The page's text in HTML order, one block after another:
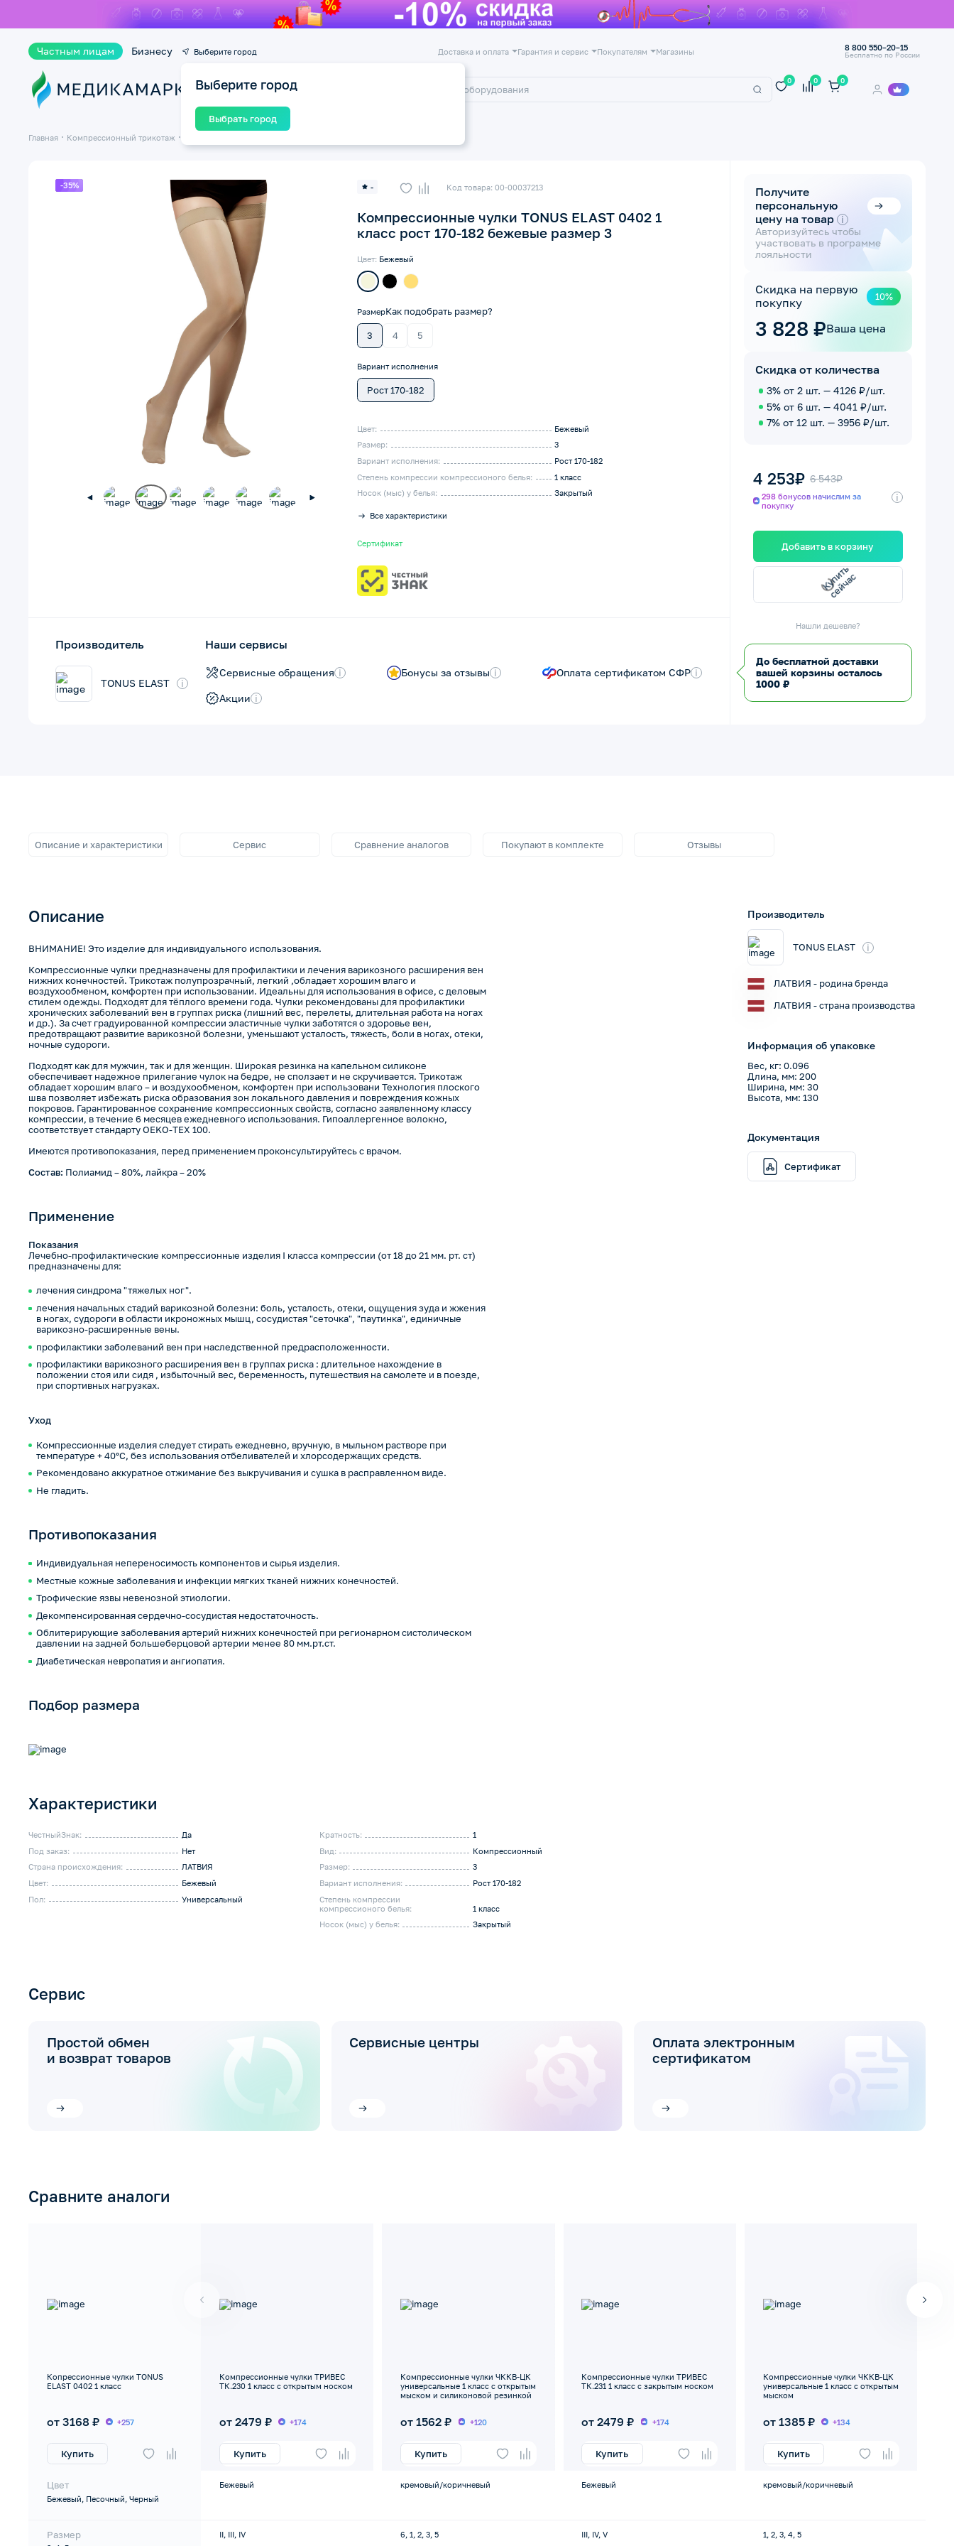
Частным лицам Бизнесу Выберите город
Выберите город
Выбрать город
Доставка и оплата Гарантия и сервис Покупателям Магазины 8 800 550–20–15
Бесплатно по России
Каталог
0 0 0
Главная Компрессионный трикотаж
-35% - Код товара: 00-00037213
Компрессионные чулки TONUS ELAST 0402 1
класс рост 170-182 бежевые размер 3
Цвет: Бежевый
РазмерКак подобрать размер?
3 4 5
Вариант исполнения
Рост 170-182
Цвет:
Бежевый
Размер:
3
Вариант исполнения:
Рост 170-182
Степень компрессии компрессионого белья:
1 класс
Носок (мыс) у белья:
Закрытый
Все характеристики
Сертификат
Производитель
TONUS ELAST i
Наши сервисы
Сервисные обращения i Бонусы за отзывы i Оплата сертификатом СФР i
Акции i
Получите
персональную
цену на товар i
Авторизуйтесь чтобы
участвовать в программе
лояльности
Скидка на первую
покупку
10%
3 828 ₽Ваша цена
Скидка от количества
3% от 2 шт. — 4126 ₽/шт.
5% от 6 шт. — 4041 ₽/шт.
7% от 12 шт. — 3956 ₽/шт.
4 253₽ 6 543₽
298 бонусов начислим за
покупку
i
Добавить в корзину
К
у
п
и
т
ь
с
е
й
ч
а
с
Нашли дешевле?
До бесплатной доставки
вашей корзины осталось
1000 ₽
Описание и характеристики Сервис Сравнение аналогов Покупают в комплекте Отзывы
Описание
ВНИМАНИЕ! Это изделие для индивидуального использования.
Компрессионные чулки предназначены для профилактики и лечения варикозного расширения вен
нижних конечностей. Трикотаж полупрозрачный, легкий ,обладает хорошим влаго и
воздухообменом, комфортен при использовании. Идеальны для использования в офисе, с деловым
стилем одежды. Подходят для тёплого времени года. Чулки рекомендованы для профилактики
хронических заболеваний вен в группах риска (лишний вес, перелеты, длительная работа на ногах
и др.). За счет градуированной компрессии эластичные чулки заботятся о здоровье вен,
предотвращают развитие варикозной болезни, уменьшают усталость, тяжесть, боли в ногах, отеки,
ночные судороги.
Подходят как для мужчин, так и для женщин. Широкая резинка на капельном силиконе
обеспечивает надежное прилегание чулок на бедре, не сползает и не скручивается. Трикотаж
обладает хорошим влаго – и воздухообменом, комфортен при использовани Технология плоского
шва позволяет избежать риска образования зон локального давления и повреждения кожных
покровов. Гарантированное сохранение компрессионных свойств, согласно заявленному классу
компрессии, в течение 6 месяцев ежедневного использования. Гипоаллергенное волокно,
соответствует стандарту OEKO-TEX 100.
Имеются противопоказания, перед применением проконсультируйтесь с врачом.
Состав: Полиамид – 80%, лайкра – 20%
Применение
Показания
Лечебно-профилактические компрессионные изделия I класса компрессии (от 18 до 21 мм. рт. ст)
предназначены для:
лечения синдрома "тяжелых ног".
лечения начальных стадий варикозной болезни: боль, усталость, отеки, ощущения зуда и жжения
в ногах, судороги в области икроножных мышц, сосудистая "сеточка", "паутинка", единичные
варикозно-расширенные вены.
профилактики заболеваний вен при наследственной предрасположенности.
профилактики варикозного расширения вен в группах риска : длительное нахождение в
положении стоя или сидя , избыточный вес, беременность, путешествия на самолете и в поезде,
при спортивных нагрузках.
Уход
Компрессионные изделия следует стирать ежедневно, вручную, в мыльном растворе при
температуре + 40°С, без использования отбеливателей и хлорсодержащих средств.
Рекомендовано аккуратное отжимание без выкручивания и сушка в расправленном виде.
Не гладить.
Противопоказания
Индивидуальная непереносимость компонентов и сырья изделия.
Местные кожные заболевания и инфекции мягких тканей нижних конечностей.
Трофические язвы невенозной этиологии.
Декомпенсированная сердечно-сосудистая недостаточность.
Облитерирующие заболевания артерий нижних конечностей при регионарном систолическом
давлении на задней большеберцовой артерии менее 80 мм.рт.ст.
Диабетическая невропатия и ангиопатия.
Подбор размера
Характеристики
ЧестныйЗнак:
Да
Под заказ:
Нет
Страна происхождения:
ЛАТВИЯ
Цвет:
Бежевый
Пол:
Универсальный
Кратность:
1
Вид:
Компрессионный
Размер:
3
Вариант исполнения:
Рост 170-182
Степень компрессии
компрессионого белья:
1 класс
Носок (мыс) у белья:
Закрытый
Производитель
TONUS ELAST i
ЛАТВИЯ - родина бренда
ЛАТВИЯ - страна производства
Информация об упаковке
Вес, кг: 0.096
Длина, мм: 200
Ширина, мм: 30
Высота, мм: 130
Документация
Сертификат
Сервис
Простой обмен
и возврат товаров
Сервисные центры
Оплата электронным
сертификатом
Сравните аналоги
Копрессионные чулки TONUS
ELAST 0402 1 класс
от 3168 ₽ +257
Купить
Цвет
Бежевый, Песочный, Черный
Размер
Компрессионные чулки ТРИВЕС
ТК.230 1 класс с открытым носком
от 2479 ₽ +174
Купить
Бежевый
II, III, IV
Компрессионные чулки ЧККВ-ЦК
универсальные 1 класс с открытым
мыском и силиконовой резинкой
от 1562 ₽ +120
Купить
кремовый/коричневый
6, 1, 2, 3, 5
Компрессионные чулки ТРИВЕС
ТК.231 1 класс с закрытым носком
от 2479 ₽ +174
Купить
Бежевый
III, IV, V
Компрессионные чулки ЧККВ-ЦК
универсальные 1 класс с открытым
мыском
от 1385 ₽ +134
Купить
кремовый/коричневый
1, 2, 3, 4, 5